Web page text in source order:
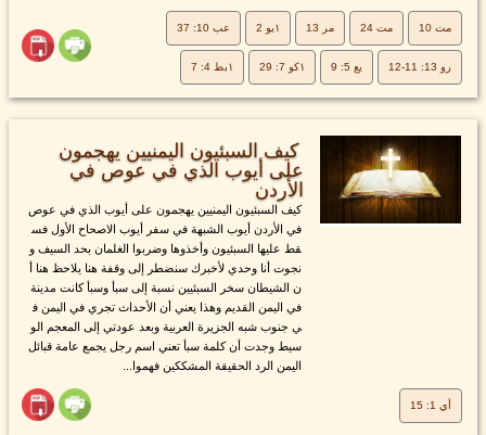
مت 10 مت 24 مر 13 ١يو 2 عب 10: 37
رو 13: 11-12 يع 5: 9 ١كو 7: 29 ١بط 4: 7
كيف السبئيون اليمنيين يهجمون
على أيوب الذي في عوص في
الأردن
كيف السبئيون اليمنيين يهجمون على أيوب الذي في عوص
في الأردن أيوب الشبهة في سفر أيوب الاصحاح الأول فس
قط عليها السبئيون وأخذوها وضربوا الغلمان بحد السيف و
نجوت أنا وحدي لأخبرك سنضطر إلى وقفة هنا يلاحظ هنا أ
ن الشيطان سخر السبئيين نسبة إلى سبأ وسبأ كانت مدينة
في اليمن القديم وهذا يعني أن الأحداث تجري في اليمن ف
ي جنوب شبه الجزيرة العربية وبعد عودتي إلى المعجم الو
سيط وجدت أن كلمة سبأ تعني اسم رجل يجمع عامة قبائل
اليمن الرد الحقيقة المشككين فهموا...
أي 1: 15